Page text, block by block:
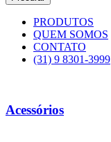
PRODUTOS
QUEM SOMOS
CONTATO
(31) 9 8301-3999
Acessórios